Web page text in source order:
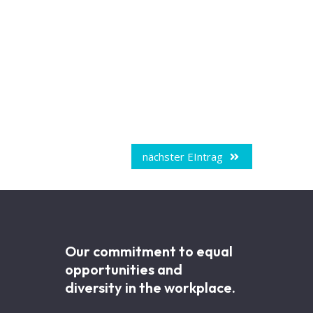
nächster EIntrag
Our commitment to equal
opportunities and
diversity in the workplace.